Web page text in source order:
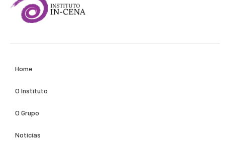
Home
O Instituto
O Grupo
Notícias